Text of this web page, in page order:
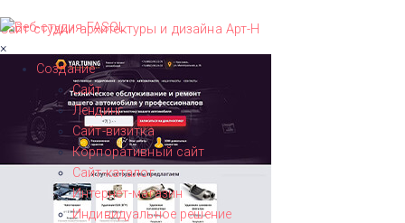
×
Создание
Сайт
Лендинг
Сайт-визитка
Корпоративный сайт
Сайт-каталог
Интернет-магазин
Индивидуальное решение
Сайт студии архитектуры и дизайна Арт-Н
А